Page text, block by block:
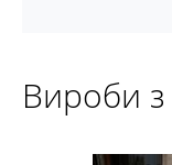
Вироби